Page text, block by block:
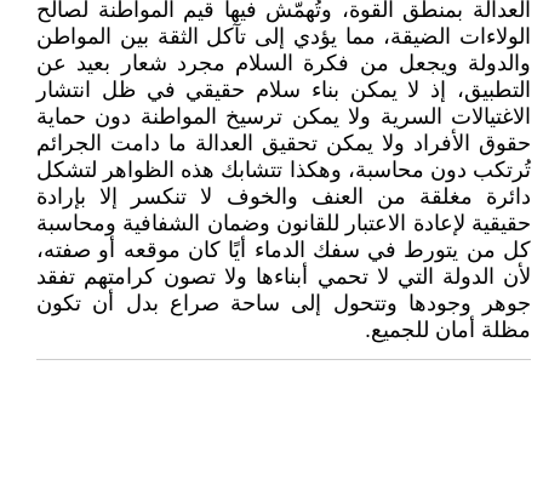
العدالة بمنطق القوة، وتُهمّش فيها قيم المواطنة لصالح
الولاءات الضيقة، مما يؤدي إلى تآكل الثقة بين المواطن
والدولة ويجعل من فكرة السلام مجرد شعار بعيد عن
التطبيق، إذ لا يمكن بناء سلام حقيقي في ظل انتشار
الاغتيالات السرية ولا يمكن ترسيخ المواطنة دون حماية
حقوق الأفراد ولا يمكن تحقيق العدالة ما دامت الجرائم
تُرتكب دون محاسبة، وهكذا تتشابك هذه الظواهر لتشكل
دائرة مغلقة من العنف والخوف لا تنكسر إلا بإرادة
حقيقية لإعادة الاعتبار للقانون وضمان الشفافية ومحاسبة
كل من يتورط في سفك الدماء أيًا كان موقعه أو صفته،
لأن الدولة التي لا تحمي أبناءها ولا تصون كرامتهم تفقد
جوهر وجودها وتتحول إلى ساحة صراع بدل أن تكون
مظلة أمان للجميع.